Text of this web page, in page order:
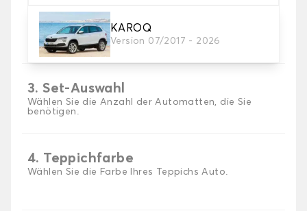
KAROQ
Version 07/2017 - 2026
2. Material
Wählen Sie das Material Ihres Autofussmatten
3. Set-Auswahl
Wählen Sie die Anzahl der Automatten, die Sie
benötigen.
4. Teppichfarbe
Wählen Sie die Farbe Ihres Teppichs Auto.